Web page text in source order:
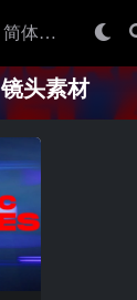
镜头素材